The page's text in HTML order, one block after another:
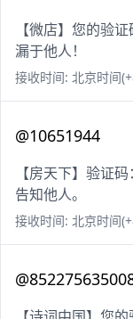
【微店】您的验
漏于他人！
接收时间: 北京时间
@10651944
【房天下】验证
告知他人。
接收时间: 北京时间